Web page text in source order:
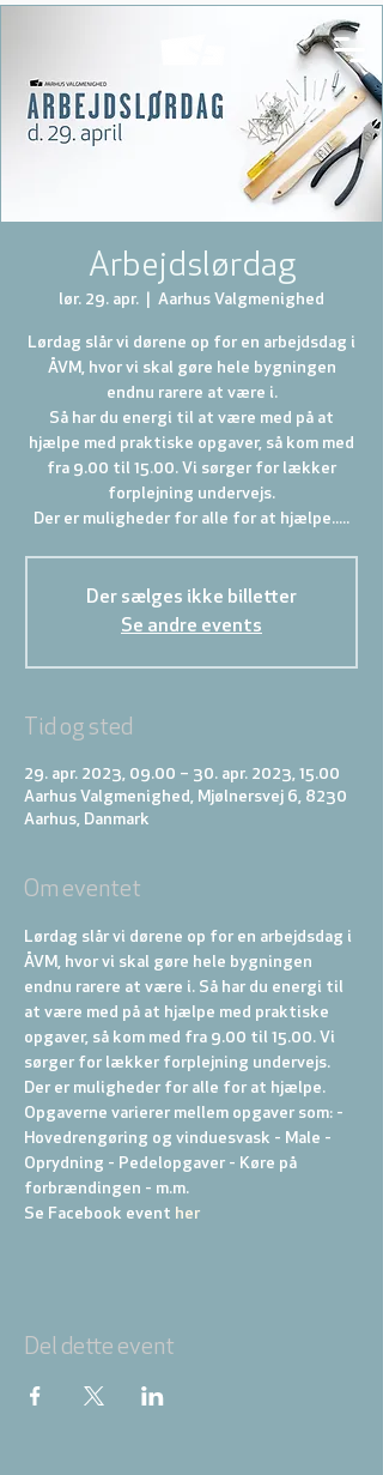
Arbejdslørdag
lør. 29. apr. Aarhus Valgmenighed
Lørdag slår vi dørene op for en arbejdsdag i
ÅVM, hvor vi skal gøre hele bygningen
endnu rarere at være i.
Så har du energi til at være med på at
hjælpe med praktiske opgaver, så kom med
fra 9.00 til 15.00. Vi sørger for lækker
forplejning undervejs.
Der er muligheder for alle for at hjælpe.....
Der sælges ikke billetter
Se andre events
Tid og sted
29. apr. 2023, 09.00 – 30. apr. 2023, 15.00
Aarhus Valgmenighed, Mjølnersvej 6, 8230
Aarhus, Danmark
Om eventet
Lørdag slår vi dørene op for en arbejdsdag i
ÅVM, hvor vi skal gøre hele bygningen
endnu rarere at være i. Så har du energi til
at være med på at hjælpe med praktiske
opgaver, så kom med fra 9.00 til 15.00. Vi
sørger for lækker forplejning undervejs.
Der er muligheder for alle for at hjælpe.
Opgaverne varierer mellem opgaver som: -
Hovedrengøring og vinduesvask - Male -
Oprydning - Pedelopgaver - Køre på
forbrændingen - m.m.
Se Facebook event her
Del dette event